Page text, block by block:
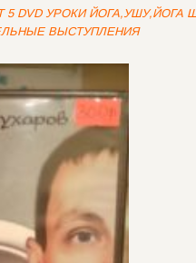
5 DVD УРОКИ
ВЫСТУПЛЕНИЯ